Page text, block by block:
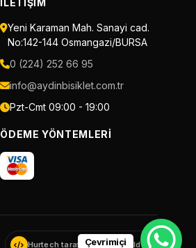
İLETIŞIM
Yeni Karaman Mah. Sanayi cad.
No:142-144 Osmangazi/BURSA
0 (224) 252 66 95
info@aydinbisiklet.com.tr
Pzt-Cmt 09:00 - 19:00
ÖDEME YÖNTEMLERI
Hurtech tarafından geliştirildi
Çevrimiçi